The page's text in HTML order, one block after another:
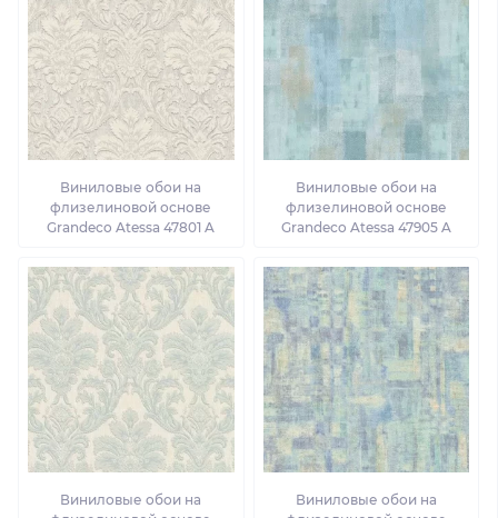
Виниловые обои на
флизелиновой основе
Grandeco Atessa 47801 A
Виниловые обои на
флизелиновой основе
Grandeco Atessa 47905 A
Виниловые обои на
Виниловые обои на